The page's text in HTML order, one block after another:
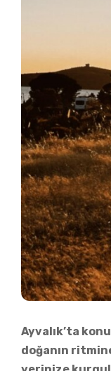
Ayvalık’ta
doğanın